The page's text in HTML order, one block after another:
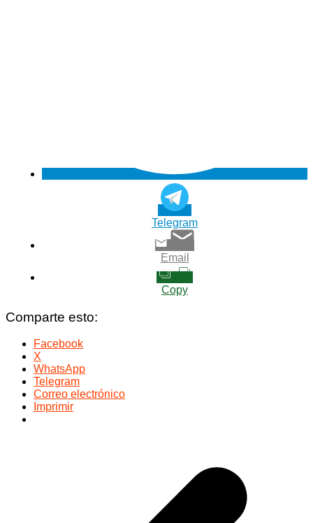
Telegram
Email
Copy
Comparte esto:
Facebook
X
WhatsApp
Telegram
Correo electrónico
Imprimir